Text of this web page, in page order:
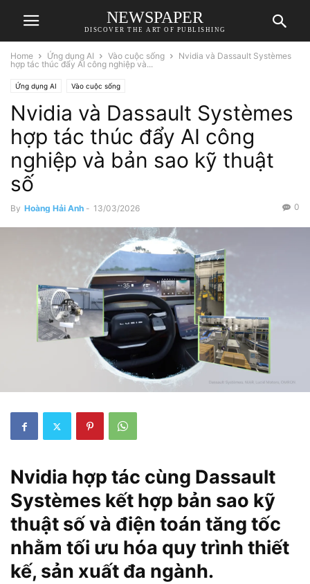
NEWSPAPER
DISCOVER THE ART OF PUBLISHING
Home Ứng dụng AI Vào cuộc sống
Nvidia và Dassault Systèmes
hợp tác thúc đẩy AI công nghiệp và...
Ứng dụng AI Vào cuộc sống
Nvidia và Dassault Systèmes
hợp tác thúc đẩy AI công
nghiệp và bản sao kỹ thuật
số
By Hoàng Hải Anh - 13/03/2026 0
Nvidia hợp tác cùng Dassault
Systèmes kết hợp bản sao kỹ
thuật số và điện toán tăng tốc
nhằm tối ưu hóa quy trình thiết
kế, sản xuất đa ngành.